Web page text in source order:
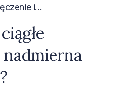
i...